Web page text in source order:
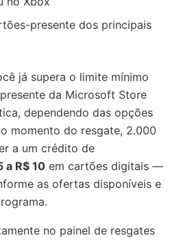
presente dos principais
já supera o limite mínimo
da Microsoft Store
dependendo das opções
momento do resgate, 2.000
a um crédito de
a R$ 10 em cartões digitais —
as ofertas disponíveis e
no painel de resgates